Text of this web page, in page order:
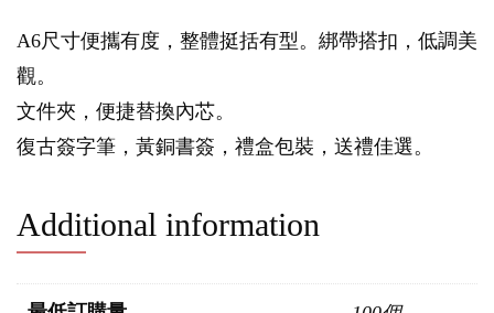
A6尺寸便攜有度，整體挺括有型。綁帶搭扣，低調美
觀。
文件夾，便捷替換內芯。
復古簽字筆，黃銅書簽，禮盒包裝，送禮佳選。
Additional information